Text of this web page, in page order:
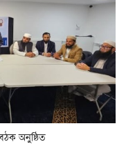
অনুষ্ঠিত